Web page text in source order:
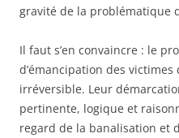
gravité de la problématique
Il faut s’en convaincre : le
d’émancipation des victimes
irréversible. Leur
pertinente, logique et
regard de la banalisation et